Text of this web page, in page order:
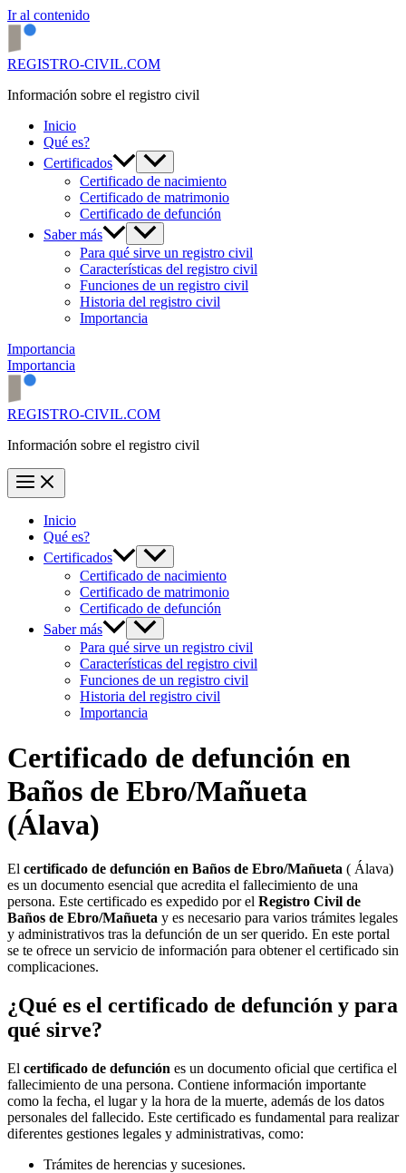
Ir al contenido
REGISTRO-CIVIL.COM
Información sobre el registro civil
Inicio
Qué es?
Certificados
Certificado de nacimiento
Certificado de matrimonio
Certificado de defunción
Saber más
Para qué sirve un registro civil
Características del registro civil
Funciones de un registro civil
Historia del registro civil
Importancia
Importancia
Importancia
REGISTRO-CIVIL.COM
Información sobre el registro civil
Inicio
Qué es?
Certificados
Certificado de nacimiento
Certificado de matrimonio
Certificado de defunción
Saber más
Para qué sirve un registro civil
Características del registro civil
Funciones de un registro civil
Historia del registro civil
Importancia
Certificado de defunción en
Baños de Ebro/Mañueta
(Álava)
El certificado de defunción en Baños de Ebro/Mañueta ( Álava)
es un documento esencial que acredita el fallecimiento de una
persona. Este certificado es expedido por el Registro Civil de
Baños de Ebro/Mañueta y es necesario para varios trámites legales
y administrativos tras la defunción de un ser querido. En este portal
se te ofrece un servicio de información para obtener el certificado sin
complicaciones.
¿Qué es el certificado de defunción y para
qué sirve?
El certificado de defunción es un documento oficial que certifica el
fallecimiento de una persona. Contiene información importante
como la fecha, el lugar y la hora de la muerte, además de los datos
personales del fallecido. Este certificado es fundamental para realizar
diferentes gestiones legales y administrativas, como:
Trámites de herencias y sucesiones.